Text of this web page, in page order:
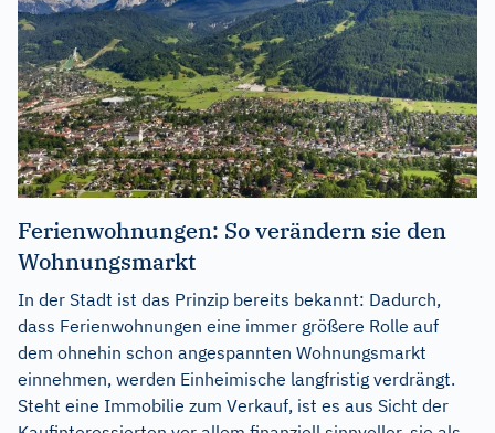
Ferienwohnungen: So verändern sie den
Wohnungsmarkt
In der Stadt ist das Prinzip bereits bekannt: Dadurch,
dass Ferienwohnungen eine immer größere Rolle auf
dem ohnehin schon angespannten Wohnungsmarkt
einnehmen, werden Einheimische langfristig verdrängt.
Steht eine Immobilie zum Verkauf, ist es aus Sicht der